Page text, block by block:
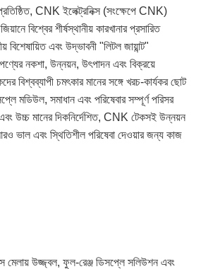
CNK ইলেক্ট্রনিক্স (সংক্ষেপে CNK)
বিশ্বের শীর্ষস্থানীয় কারখানার প্রসারিত
এবং উদ্ভাবনী "লিটল জায়ান্ট"
পণ্যের নকশা, উন্নয়ন, উৎপাদন এবং বিক্রয়ে
বিশ্বব্যাপী চমৎকার মানের সঙ্গে খরচ-কার্যকর ছোট
মডিউল, সমাধান এবং পরিষেবার সম্পূর্ণ পরিসর
উচ্চ মানের দিকনির্দেশিত, CNK টেকসই উন্নয়ন
ভাল এবং স্থিতিশীল পরিষেবা দেওয়ার জন্য কাজ
মেলায় উজ্জ্বল, ফুল-রেঞ্জ ডিসপ্লে সলিউশন এবং